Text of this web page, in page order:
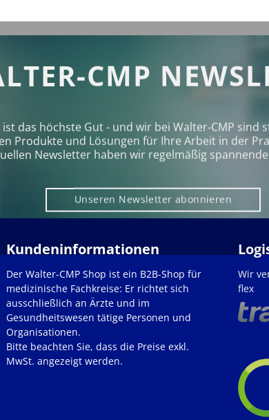
CMP
das höchste Gut - und wir bei Walter‑CMP sind
Produkte und Lösungen für Ihre Arbeit in der
Newsletter haben wir regelmäßig
Unseren Newsletter abonnieren
Kundeninformationen
Der Walter-CMP Shop ist ein B2B-Shop für
medizinische Fachkreise: Er richtet sich
ausschließlich an Ärzte und im
Gesundheitswesen tätige Personen und
Organisationen.
Bitte beachten Sie, dass die Preise exkl.
MwSt. angezeigt werden.
Wir
flex